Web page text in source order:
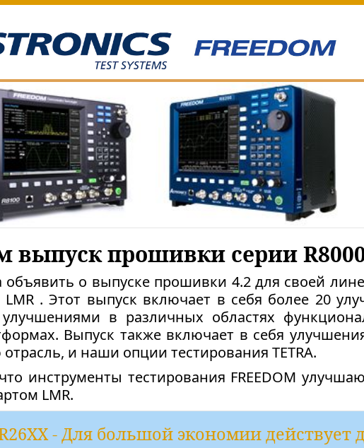
выпуск прошивки серии
о выпуске прошивки 4.2 для своей
LMR . Этот выпуск включает в себя более 20
в различных областях
Выпуск также включает в себя
и наши опции тестирования TETRA.
инструменты тестирования FREEDOM
LMR.
- Для большой экономии действует